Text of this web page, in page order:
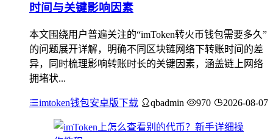
时间与关键影响因素
本文围绕用户普遍关注的“imToken转火币钱包需要多久”
的问题展开详解，明确不同区块链网络下转账时间的差
异，同时梳理影响转账时长的关键因素，涵盖链上网络
拥堵状...
imtoken钱包安卓版下载 qbadmin 970 2026-08-07